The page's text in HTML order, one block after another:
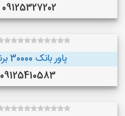
09125327202 (سمنان )
پاور بانک 30000 برند xo pr189
09125410583 (زنجان )